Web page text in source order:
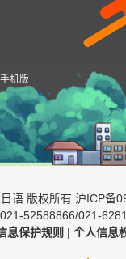
手机版
语 版权所有 沪ICP备
52588866/021-
息保护规则 | 个人信息